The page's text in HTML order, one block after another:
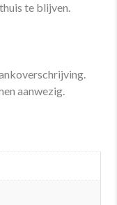
te blijven.
aanwezig.